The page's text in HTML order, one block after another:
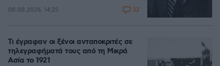
08.08.2026, 14:25 32
Τι έγραφαν οι ξένοι ανταποκριτές σε
τηλεγραφήματά τους από τη Μικρά
Ασία το 1921